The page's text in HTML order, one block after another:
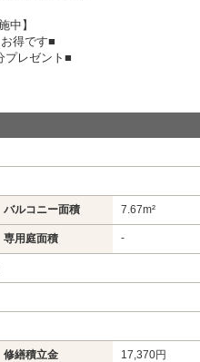
中】
得です■
プレゼント■
バルコニー面積 7.67m²
専用庭面積 -
修繕積立金 17,370円